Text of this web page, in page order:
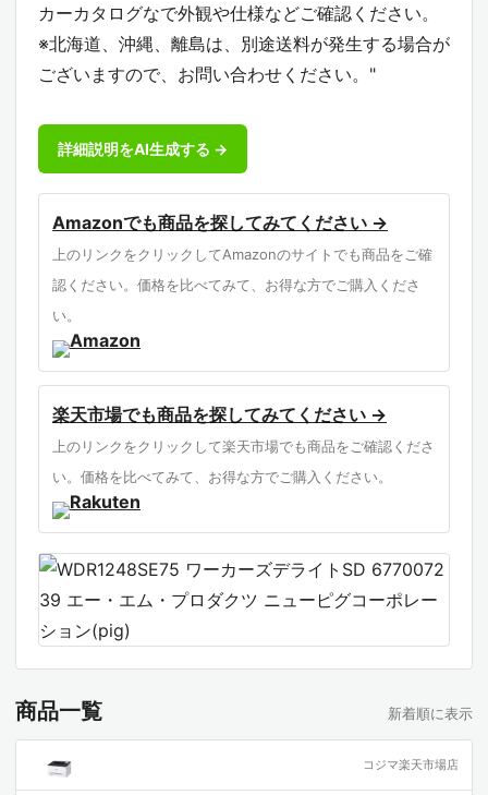
カーカタログなで外観や仕様などご確認ください。
※北海道、沖縄、離島は、別途送料が発生する場合が
ございますので、お問い合わせください。"
詳細説明をAI生成する →
Amazonでも商品を探してみてください →
上のリンクをクリックしてAmazonのサイトでも商品をご確
認ください。価格を比べてみて、お得な方でご購入くださ
い。
楽天市場でも商品を探してみてください →
上のリンクをクリックして楽天市場でも商品をご確認くださ
い。価格を比べてみて、お得な方でご購入ください。
商品一覧 新着順に表示
コジマ楽天市場店